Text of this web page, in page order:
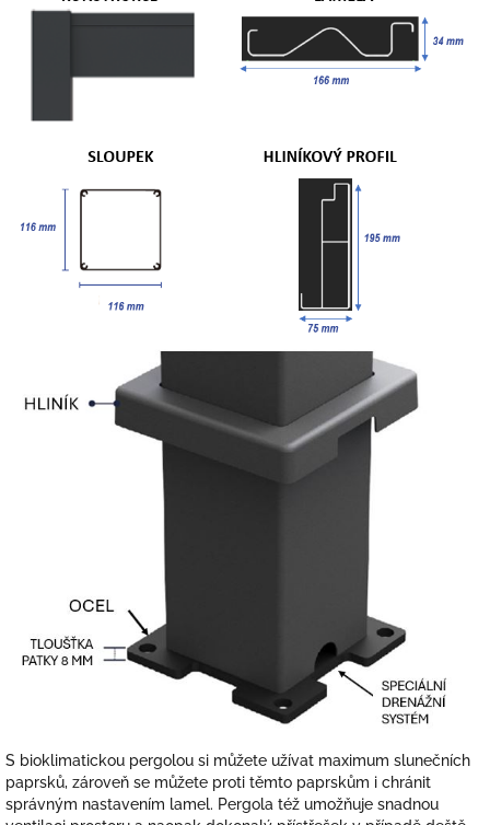
S bioklimatickou pergolou si můžete užívat maximum slunečních
paprsků, zároveň se můžete proti těmto paprskům i chránit
správným nastavením lamel. Pergola též umožňuje snadnou